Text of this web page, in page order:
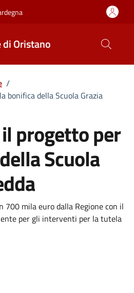
di Oristano
/
bonifica della Scuola Grazia
progetto per
Scuola
notizia
700 mila euro dalla Regione con il
per gli interventi per la tutela